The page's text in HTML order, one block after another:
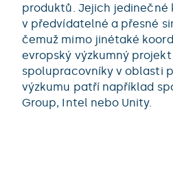
produktů. Jejich jedinečné
v předvídatelné a přesné
čemuž mimo jinétaké
evropský výzkumný
spolupracovníky v oblasti
výzkumu patří například
Group, Intel nebo Unity.